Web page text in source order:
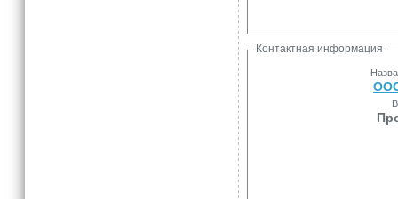
Контактная информация